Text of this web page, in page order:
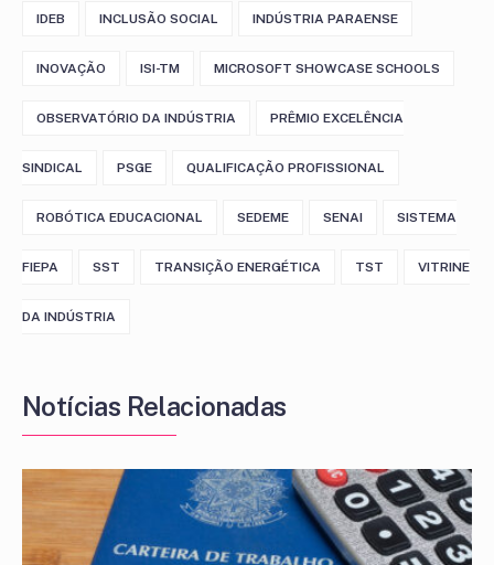
IDEB INCLUSÃO SOCIAL INDÚSTRIA PARAENSE
INOVAÇÃO ISI-TM MICROSOFT SHOWCASE SCHOOLS
OBSERVATÓRIO DA INDÚSTRIA PRÊMIO EXCELÊNCIA
SINDICAL PSGE QUALIFICAÇÃO PROFISSIONAL
ROBÓTICA EDUCACIONAL SEDEME SENAI SISTEMA
FIEPA SST TRANSIÇÃO ENERGÉTICA TST VITRINE
DA INDÚSTRIA
Notícias Relacionadas